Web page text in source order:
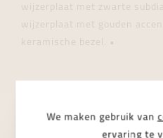
wijzerplaat met zwarte
wijzerplaat met gouden
keramische bezel. •
We maken gebruik van
ervaring te